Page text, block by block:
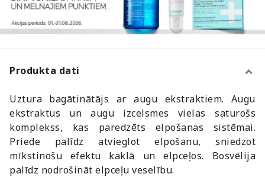
Produkta dati
Uztura bagātinātājs ar augu ekstraktiem. Augu
ekstraktus un augu izcelsmes vielas saturošs
komplekss, kas paredzēts elpošanas sistēmai.
Priede palīdz atvieglot elpošanu, sniedzot
mīkstinošu efektu kaklā un elpceļos. Bosvēlija
palīdz nodrošināt elpceļu veselību.